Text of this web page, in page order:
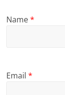
Name*
Email*